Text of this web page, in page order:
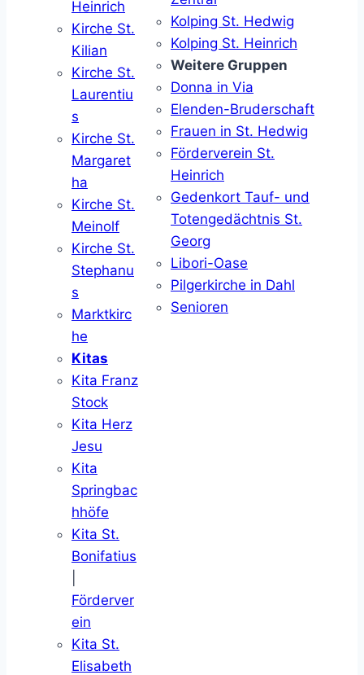
Heinrich
Kirche St.
Kilian
Kirche St.
Laurentiu
s
Kirche St.
Margaret
ha
Kirche St.
Meinolf
Kirche St.
Stephanu
s
Marktkirc
he
Kitas
Kita Franz
Stock
Kita Herz
Jesu
Kita
Springbac
hhöfe
Kita St.
Bonifatius
Förderver
ein
Kita St.
Elisabeth
Kolping St. Hedwig
Kolping St. Heinrich
Weitere Gruppen
Donna in Via
Elenden-Bruderschaft
Frauen in St. Hedwig
Förderverein St.
Heinrich
Gedenkort Tauf- und
Totengedächtnis St.
Georg
Libori-Oase
Pilgerkirche in Dahl
Senioren